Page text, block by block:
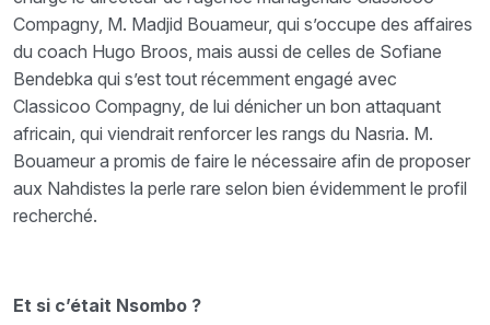
Compagny, M. Madjid Bouameur, qui s’occupe des affaires
du coach Hugo Broos, mais aussi de celles de Sofiane
Bendebka qui s’est tout récemment engagé avec
Classicoo Compagny, de lui dénicher un bon attaquant
africain, qui viendrait renforcer les rangs du Nasria. M.
Bouameur a promis de faire le nécessaire afin de proposer
aux Nahdistes la perle rare selon bien évidemment le profil
recherché.
Et si c’était Nsombo ?